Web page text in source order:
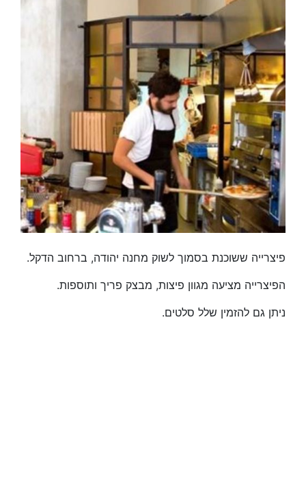
פיצרייה ששוכנת בסמוך לשוק מחנה יהודה, ברחוב הדקל.
הפיצרייה מציעה מגוון פיצות, מבצק פריך ותוספות.
ניתן גם להזמין שלל סלטים.